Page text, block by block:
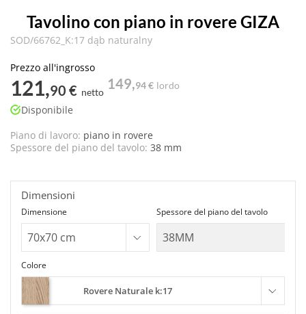
Tavolino con piano in rovere GIZA
SOD/66762_K:17 dąb naturalny
Prezzo all'ingrosso
121,90 € netto
149,94 € lordo
Disponibile
Piano di lavoro: piano in rovere
Spessore del piano del tavolo: 38 mm
Colore
Rovere Naturale k:17
Dimensione Spessore del piano del tavolo
Dimensioni